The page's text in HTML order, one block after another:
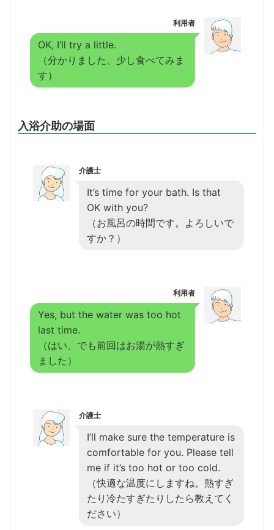
利用者
OK, I’ll try a little.
（分かりました、少し食べてみま
す）
入浴介助の場面
介護士
It’s time for your bath. Is that
OK with you?
（お風呂の時間です。よろしいで
すか？）
利用者
Yes, but the water was too hot
last time.
（はい、でも前回はお湯が熱すぎ
ました）
介護士
I’ll make sure the temperature is
comfortable for you. Please tell
me if it’s too hot or too cold.
（快適な温度にしますね。熱すぎ
たり冷たすぎたりしたら教えてく
ださい）